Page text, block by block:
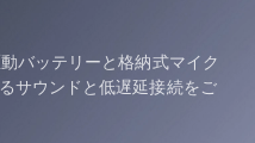
バッテリーと格納式マイク
サウンドと低遅延接続をご